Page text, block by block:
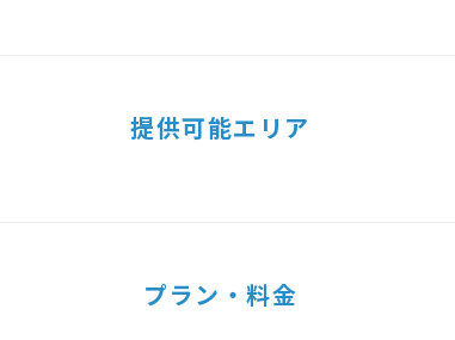
提供可能エリア
プラン・料金